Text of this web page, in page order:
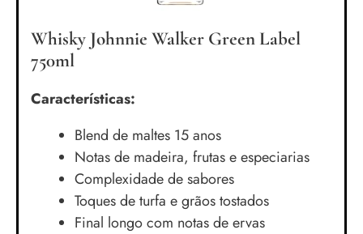
Whisky Johnnie Walker Green Label
750ml
Características:
Blend de maltes 15 anos
Notas de madeira, frutas e especiarias
Complexidade de sabores
Toques de turfa e grãos tostados
Final longo com notas de ervas